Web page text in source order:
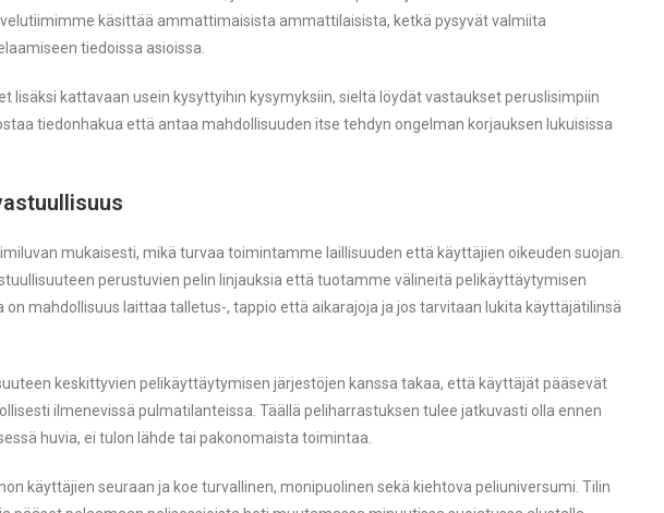
käsittää ammattimaisista ammattilaisista, ketkä pysyvät valmiita
tiedoissa asioissa.
lisäksi kattavaan usein kysyttyihin kysymyksiin, sieltä löydät vastaukset peruslisimpiin
tiedonhakua että antaa mahdollisuuden itse tehdyn ongelman korjauksen lukuisissa
mukaisesti, mikä turvaa toimintamme laillisuuden että käyttäjien oikeuden suojan.
perustuvien pelin linjauksia että tuotamme välineitä pelikäyttäytymisen
on mahdollisuus laittaa talletus-, tappio että aikarajoja ja jos tarvitaan lukita käyttäjätilinsä
keskittyvien pelikäyttäytymisen järjestöjen kanssa takaa, että käyttäjät pääsevät
ilmenevissä pulmatilanteissa. Täällä peliharrastuksen tulee jatkuvasti olla ennen
huvia, ei tulon lähde tai pakonomaista toimintaa.
käyttäjien seuraan ja koe turvallinen, monipuolinen sekä kiehtova peliuniversumi. Tilin